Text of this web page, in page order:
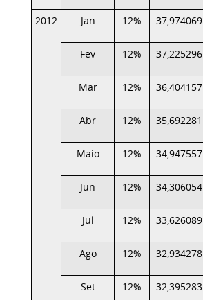
2012 Jan 12% 37,974069
Fev 12% 37,225296
Mar 12% 36,404157
Abr 12% 35,692281
Maio 12% 34,947557
Jun 12% 34,306054
Jul 12% 33,626089
Ago 12% 32,934278
Set 12% 32,395283